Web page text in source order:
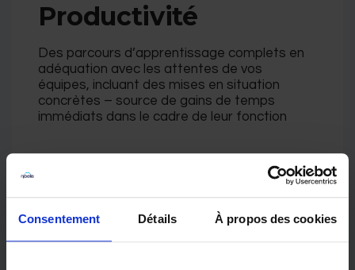
Consentement Détails À propos des cookies
Productivité
Des parcours d’apprentissage complets en
adéquation avec les attentes de vos
équipes, incluant des mises en situation
concrètes – source de gains de temps
immédiats dans le cadre de leur fonction
Fiabilité